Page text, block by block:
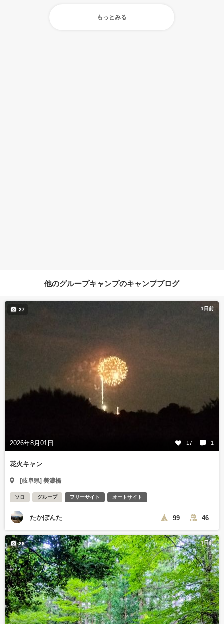
もっとみる
他のグループキャンプのキャンプブログ
1日前
2026年8月01日 17 1
27
花火キャン
[岐阜県] 美濃橋
ソロ グループ フリーサイト オートサイト
たかぽんた 99 46
1日前
26